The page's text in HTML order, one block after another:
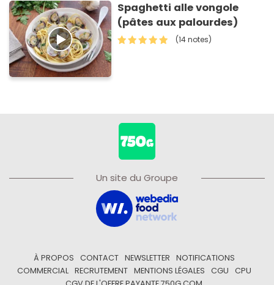
Spaghetti alle vongole
(pâtes aux palourdes)
(14 notes)
Un site du Groupe
À PROPOS CONTACT NEWSLETTER
NOTIFICATIONS
COMMERCIAL
RECRUTEMENT MENTIONS LÉGALES CGU
CPU